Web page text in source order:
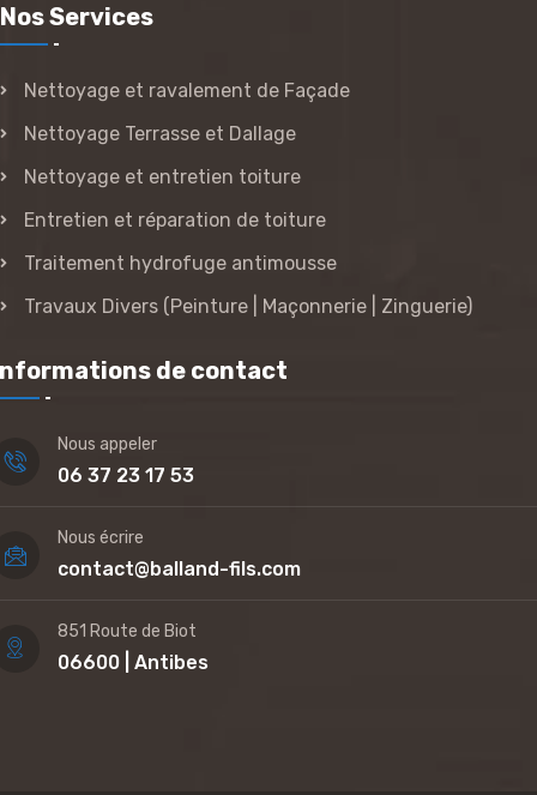
Nos Services
Nettoyage et ravalement de Façade
Nettoyage Terrasse et Dallage
Nettoyage et entretien toiture
Entretien et réparation de toiture
Traitement hydrofuge antimousse
Travaux Divers (Peinture | Maçonnerie | Zinguerie)
de contact
Nous appeler
06 37 23 17 53
Nous écrire
contact@balland-fils.com
851 Route de Biot
06600 | Antibes